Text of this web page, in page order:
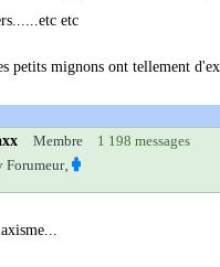
etc
petits mignons ont tellement
Membre
1 198 messages
Forumeur‚